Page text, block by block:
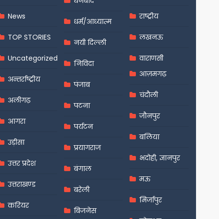
News
TOP STORIES
Uncategorized
अन्तर्राष्ट्रीय
अलीगढ़
आगरा
उड़ीसा
उत्तर प्रदेश
उत्तराखण्ड
करियर
धर्म/आध्यात्म
नयी दिल्ली
निविदा
पंजाब
पटना
पर्यटन
प्रयागराज
बंगाल
बरेली
बिजनेस
राष्ट्रीय
लखनऊ
वाराणसी
आज़मगढ़
चंदौली
जौनपुर
बलिया
भदोही, ज्ञानपुर
मऊ
मिर्जापुर